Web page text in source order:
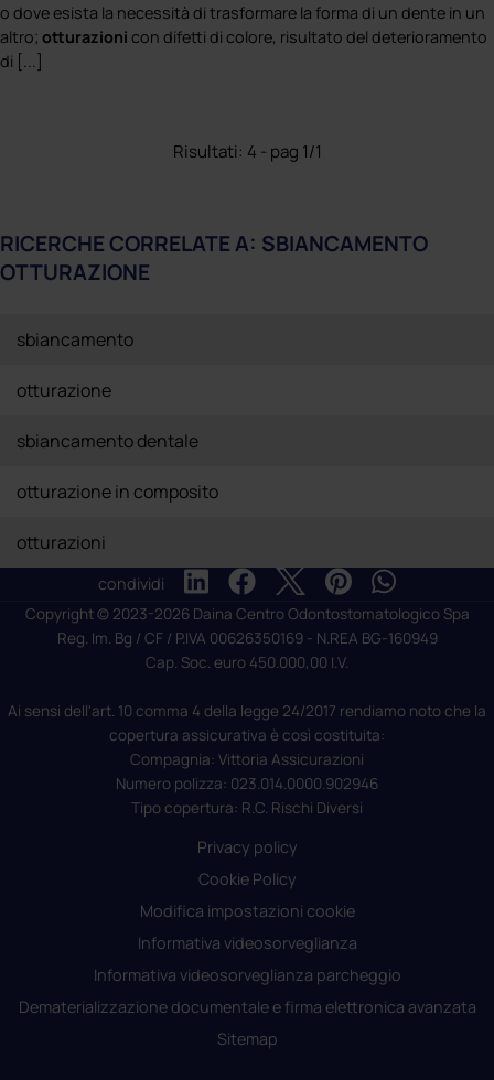
o dove esista la necessità di trasformare la forma di un dente in un
altro; otturazioni con difetti di colore, risultato del deterioramento
di [...]
Risultati: 4 - pag 1/1
RICERCHE CORRELATE A: SBIANCAMENTO
OTTURAZIONE
sbiancamento
otturazione
sbiancamento dentale
otturazione in composito
otturazioni
condividi
Copyright © 2023-2026 Daina Centro Odontostomatologico Spa
Reg. Im. Bg / CF / P.IVA 00626350169 - N.REA BG-160949
Cap. Soc. euro 450.000,00 I.V.
Ai sensi dell'art. 10 comma 4 della legge 24/2017 rendiamo noto che la
copertura assicurativa è così costituita:
Compagnia: Vittoria Assicurazioni
Numero polizza: 023.014.0000.902946
Tipo copertura: R.C. Rischi Diversi
Privacy policy
Cookie Policy
Modifica impostazioni cookie
Informativa videosorveglianza
Informativa videosorveglianza parcheggio
Dematerializzazione documentale e firma elettronica avanzata
Sitemap